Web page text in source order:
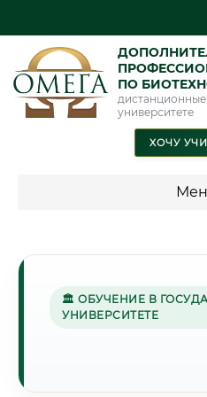
ПО
университете
ХОЧУ
🏛 ОБУЧЕНИЕ В
УНИВЕРСИТЕТЕ